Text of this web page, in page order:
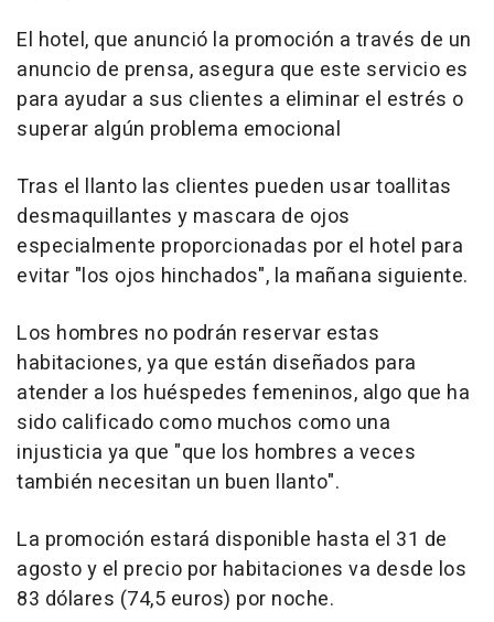
El hotel, que anunció la promoción a través de un
anuncio de prensa, asegura que este servicio es
para ayudar a sus clientes a eliminar el estrés o
superar algún problema emocional
Tras el llanto las clientes pueden usar toallitas
desmaquillantes y mascara de ojos
especialmente proporcionadas por el hotel para
evitar "los ojos hinchados", la mañana siguiente.
Los hombres no podrán reservar estas
habitaciones, ya que están diseñados para
atender a los huéspedes femeninos, algo que ha
sido calificado como muchos como una
injusticia ya que "que los hombres a veces
también necesitan un buen llanto".
La promoción estará disponible hasta el 31 de
agosto y el precio por habitaciones va desde los
83 dólares (74,5 euros) por noche.